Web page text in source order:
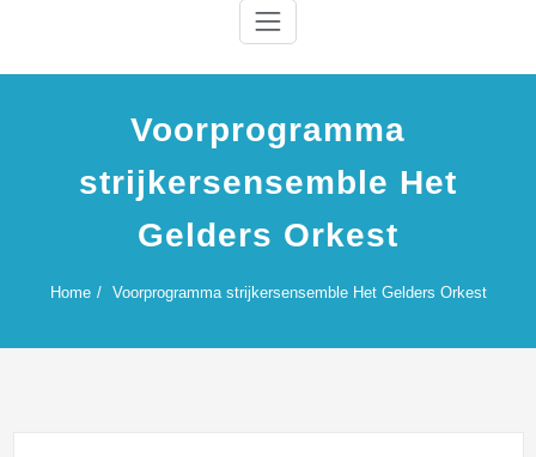
Voorprogramma
strijkersensemble Het
Gelders Orkest
Home Voorprogramma strijkersensemble Het Gelders Orkest